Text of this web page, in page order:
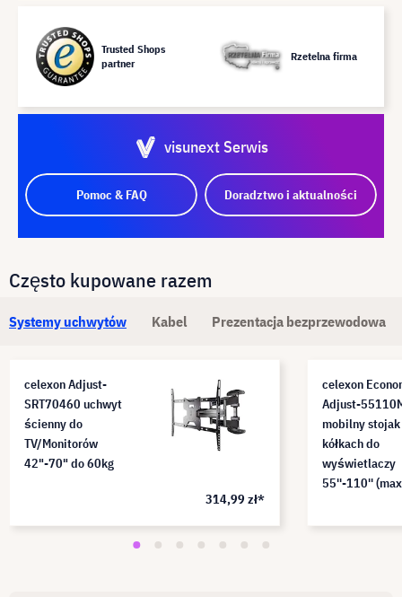
Trusted Shops
partner
Rzetelna firma
visunext Serwis
Pomoc & FAQ Doradztwo i aktualności
Często kupowane razem
Systemy uchwytów Kabel Prezentacja bezprzewodowa
celexon Adjust-
SRT70460 uchwyt
ścienny do
TV/Monitorów
42"-70" do 60kg
314,99 zł*
celexon
Adjust-
mobilny stojak
kółkach do
wyświetlaczy
55''-110''
800x600) z